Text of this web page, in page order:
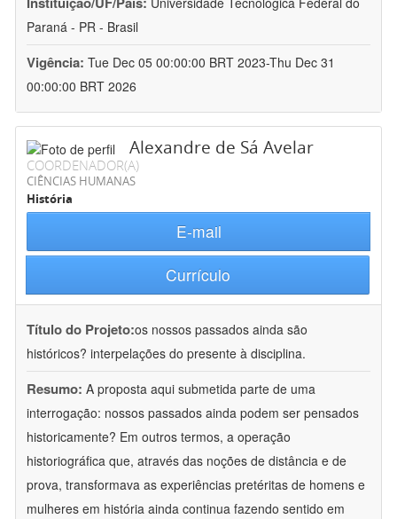
Paraná - PR - Brasil
Vigência: Tue Dec 05 00:00:00 BRT 2023-Thu Dec 31
00:00:00 BRT 2026
Alexandre de Sá Avelar
COORDENADOR(A)
CIÊNCIAS HUMANAS
História
E-mail
Currículo
Título do Projeto:os nossos passados ainda são
históricos? interpelações do presente à disciplina.
Resumo: A proposta aqui submetida parte de uma
interrogação: nossos passados ainda podem ser pensados
historicamente? Em outros termos, a operação
historiográfica que, através das noções de distância e de
prova, transformava as experiências pretéritas de homens e
mulheres em história ainda continua fazendo sentido em